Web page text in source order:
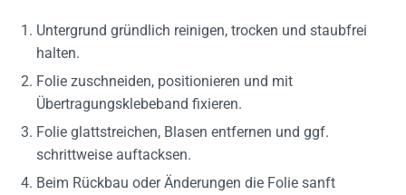
Untergrund gründlich reinigen, trocken und staubfrei
halten.
Folie zuschneiden, positionieren und mit
Übertragungsklebeband fixieren.
Folie glattstreichen, Blasen entfernen und ggf.
schrittweise auftacksen.
Beim Rückbau oder Änderungen die Folie sanft